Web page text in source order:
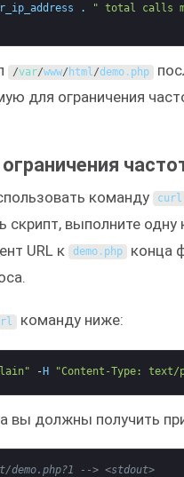
.
" total calls
/var/www/ html/demo. php
для ограничения
команду curl
скрипт, выполните
URL к
demo. php конца
команду ниже:
-H "Content-Type:
вы должны получить
--> <stdout>